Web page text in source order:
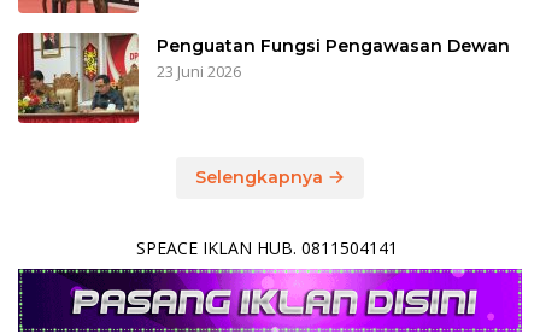
Penguatan Fungsi Pengawasan Dewan
23 Juni 2026
Selengkapnya
SPEACE IKLAN HUB. 0811504141